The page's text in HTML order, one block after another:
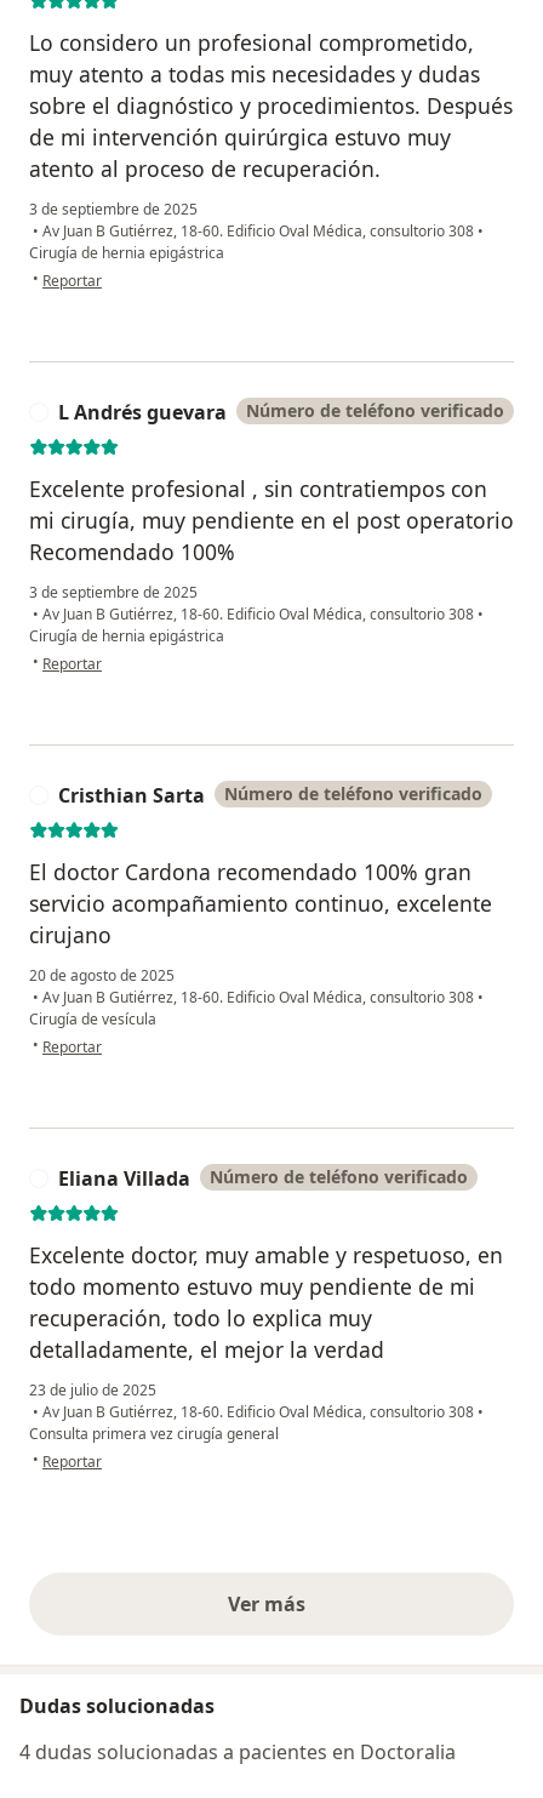
Lo considero un profesional comprometido,
muy atento a todas mis necesidades y dudas
sobre el diagnóstico y procedimientos. Después
de mi intervención quirúrgica estuvo muy
atento al proceso de recuperación.
3 de septiembre de 2025
• Av Juan B Gutiérrez, 18-60. Edificio Oval Médica, consultorio 308 •
Cirugía de hernia epigástrica
• en opinión del usuario Mariana Gordon
Reportar
L Andrés guevara Número de teléfono verificado
Excelente profesional , sin contratiempos con
mi cirugía, muy pendiente en el post operatorio
Recomendado 100%
3 de septiembre de 2025
• Av Juan B Gutiérrez, 18-60. Edificio Oval Médica, consultorio 308 •
Cirugía de hernia epigástrica
• en opinión del usuario L Andrés guevara
Reportar
Cristhian Sarta Número de teléfono verificado
El doctor Cardona recomendado 100% gran
servicio acompañamiento continuo, excelente
cirujano
20 de agosto de 2025
• Av Juan B Gutiérrez, 18-60. Edificio Oval Médica, consultorio 308 •
Cirugía de vesícula
• en opinión del usuario Cristhian Sarta
Reportar
Eliana Villada Número de teléfono verificado
Excelente doctor, muy amable y respetuoso, en
todo momento estuvo muy pendiente de mi
recuperación, todo lo explica muy
detalladamente, el mejor la verdad
23 de julio de 2025
• Av Juan B Gutiérrez, 18-60. Edificio Oval Médica, consultorio 308 •
Consulta primera vez cirugía general
• en opinión del usuario Eliana Villada
Reportar
Ver másopiniones anteriores
Dudas solucionadas
4 dudas solucionadas a pacientes en Doctoralia